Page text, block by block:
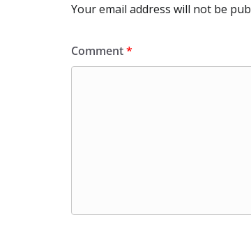
Your email address will not be
Comment*